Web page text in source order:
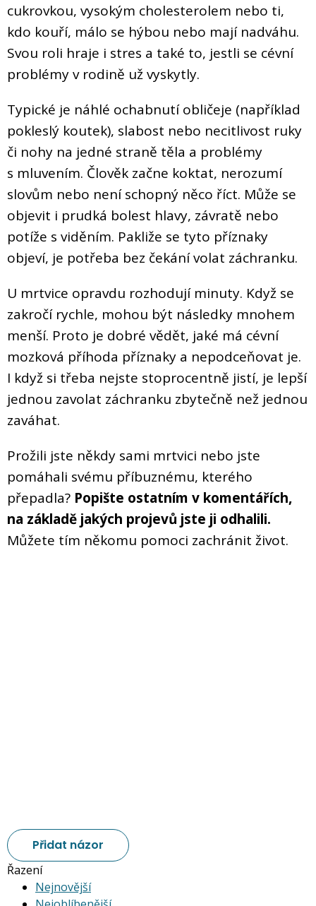
cukrovkou, vysokým cholesterolem nebo ti,
kdo kouří, málo se hýbou nebo mají nadváhu.
Svou roli hraje i stres a také to, jestli se cévní
problémy v rodině už vyskytly.
Typické je náhlé ochabnutí obličeje (například
pokleslý koutek), slabost nebo necitlivost ruky
či nohy na jedné straně těla a problémy
s mluvením. Člověk začne koktat, nerozumí
slovům nebo není schopný něco říct. Může se
objevit i prudká bolest hlavy, závratě nebo
potíže s viděním. Pakliže se tyto příznaky
objeví, je potřeba bez čekání volat záchranku.
U mrtvice opravdu rozhodují minuty. Když se
zakročí rychle, mohou být následky mnohem
menší. Proto je dobré vědět, jaké má cévní
mozková příhoda příznaky a nepodceňovat je.
I když si třeba nejste stoprocentně jistí, je lepší
jednou zavolat záchranku zbytečně než jednou
zaváhat.
Prožili jste někdy sami mrtvici nebo jste
pomáhali svému příbuznému, kterého
přepadla? Popište ostatním v komentářích,
na základě jakých projevů jste ji odhalili.
Můžete tím někomu pomoci zachránit život.
Přidat názor
Řazení
Nejnovější